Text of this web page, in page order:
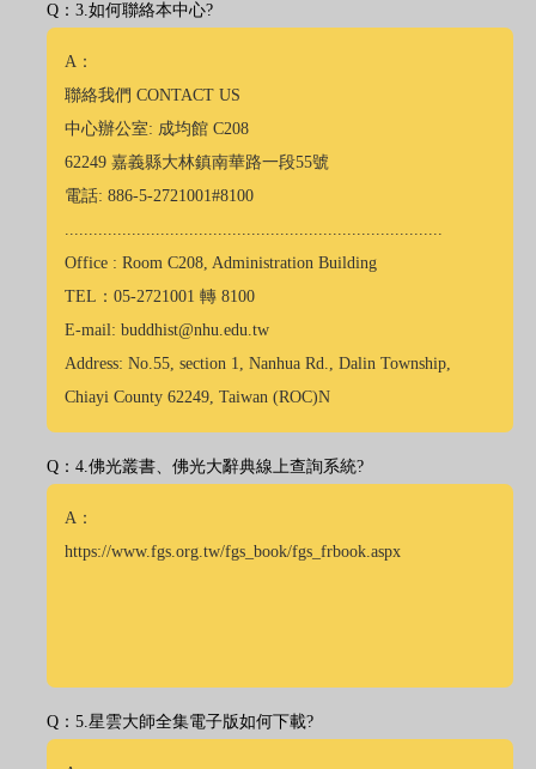
Q：3.如何聯絡本中心?
A：
聯絡我們 CONTACT US
中心辦公室: 成均館 C208
62249 嘉義縣大林鎮南華路一段55號
電話: 886-5-2721001#8100
...............................................................................
Office : Room C208, Administration Building
TEL：05-2721001 轉 8100
E-mail: buddhist@nhu.edu.tw
Address: No.55, section 1, Nanhua Rd., Dalin Township,
Chiayi County 62249, Taiwan (ROC)N
Q：4.佛光叢書、佛光大辭典線上查詢系統?
A：
https://www.fgs.org.tw/fgs_book/fgs_frbook.aspx
Q：5.星雲大師全集電子版如何下載?